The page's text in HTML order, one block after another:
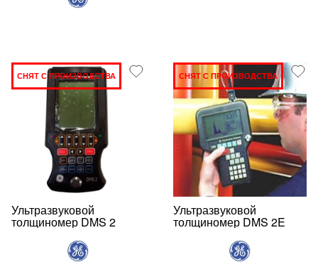
СНЯТ С ПРОИЗВОДСТВА
Ультразвуковой
толщиномер DMS 2
СНЯТ С ПРОИЗВОДСТВА
Ультразвуковой
толщиномер DMS 2E